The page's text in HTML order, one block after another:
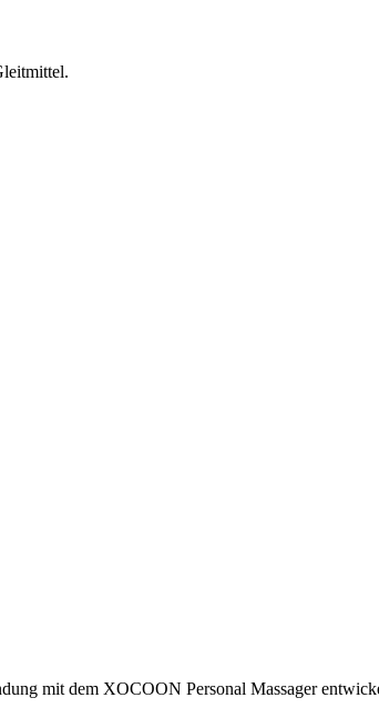
mit dem XOCOON Personal Massager